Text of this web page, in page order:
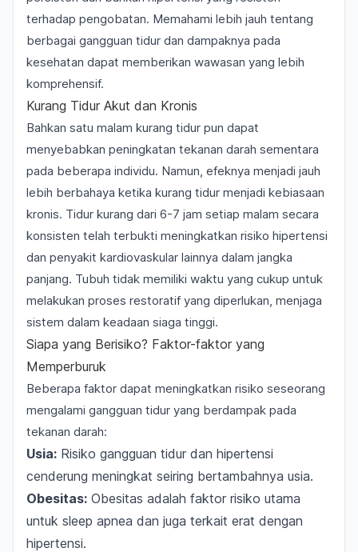
terhadap pengobatan. Memahami lebih jauh tentang
berbagai gangguan tidur dan dampaknya pada
kesehatan dapat memberikan wawasan yang lebih
komprehensif.
Kurang Tidur Akut dan Kronis
Bahkan satu malam kurang tidur pun dapat
menyebabkan peningkatan tekanan darah sementara
pada beberapa individu. Namun, efeknya menjadi jauh
lebih berbahaya ketika kurang tidur menjadi kebiasaan
kronis. Tidur kurang dari 6-7 jam setiap malam secara
konsisten telah terbukti meningkatkan risiko hipertensi
dan penyakit kardiovaskular lainnya dalam jangka
panjang. Tubuh tidak memiliki waktu yang cukup untuk
melakukan proses restoratif yang diperlukan, menjaga
sistem dalam keadaan siaga tinggi.
Siapa yang Berisiko? Faktor-faktor yang
Memperburuk
Beberapa faktor dapat meningkatkan risiko seseorang
mengalami gangguan tidur yang berdampak pada
tekanan darah:
Usia: Risiko gangguan tidur dan hipertensi
cenderung meningkat seiring bertambahnya usia.
Obesitas: Obesitas adalah faktor risiko utama
untuk sleep apnea dan juga terkait erat dengan
hipertensi.